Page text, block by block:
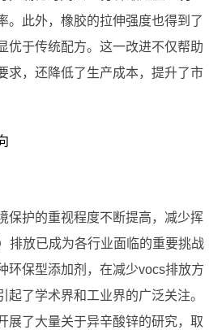
。此外，橡胶的拉伸强度也得到了
优于传统配方。这一改进不仅帮助
求，还降低了生产成本，提升了市
保护的重视程度不断提高，减少挥
排放已成为各行业面临的重要挑战
环保型添加剂，在减少vocs排放方
起了学术界和工业界的广泛关注。
展了大量关于异辛酸锌的研究，取